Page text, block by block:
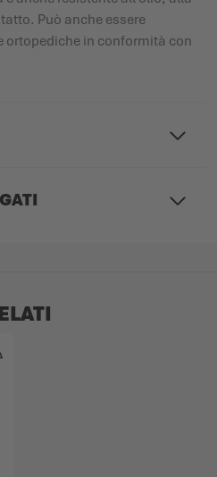
Può anche essere
ortopediche in conformità con
Lista dei Desideri
al confronto